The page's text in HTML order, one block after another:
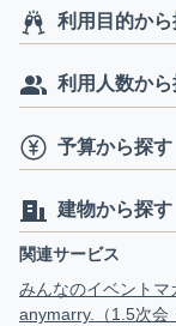
利用目的か
利用人数か
予算から探す
建物から探す
関連サービス
みんなのイベントマ
anymarry.（1.5次会